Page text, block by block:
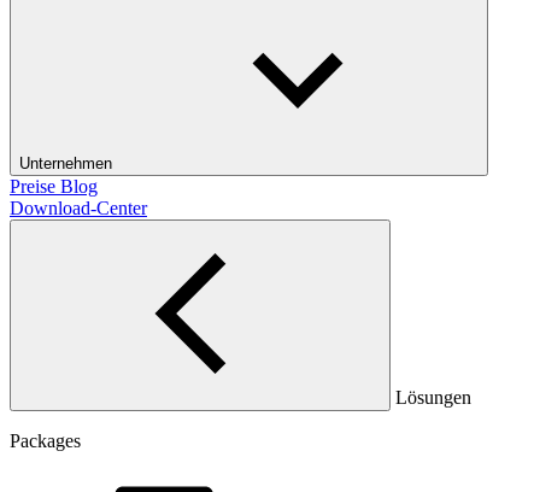
Unternehmen
Preise Blog
Download-Center
Lösungen
Packages